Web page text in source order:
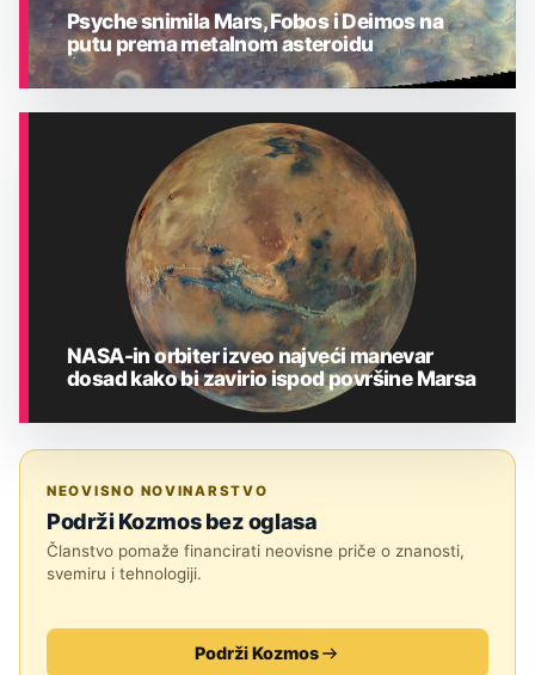
ASTRONOMIJA
Psyche snimila Mars, Fobos i Deimos na
putu prema metalnom asteroidu
NASA-in orbiter izveo najveći manevar
dosad kako bi zavirio ispod površine Marsa
NEOVISNO NOVINARSTVO
Podrži Kozmos bez oglasa
Članstvo pomaže financirati neovisne priče o znanosti,
svemiru i tehnologiji.
Podrži Kozmos